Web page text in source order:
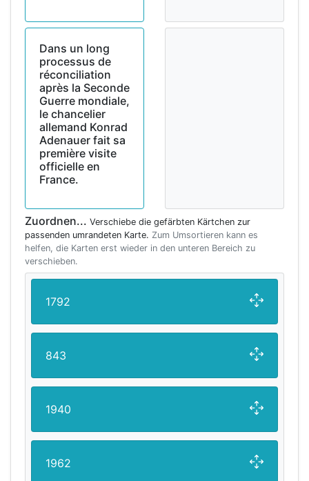
Dans un long
processus de
réconciliation
après la Seconde
Guerre mondiale,
le chancelier
allemand Konrad
Adenauer fait sa
première visite
officielle en
France.
Zuordnen... Verschiebe die gefärbten Kärtchen zur
passenden umrandeten Karte. Zum Umsortieren kann es
helfen, die Karten erst wieder in den unteren Bereich zu
verschieben.
1792
843
1940
1962